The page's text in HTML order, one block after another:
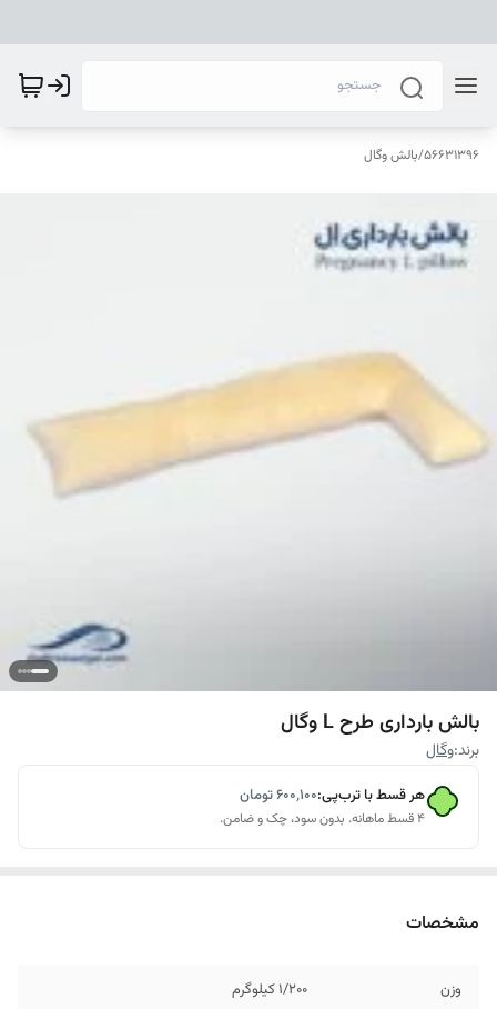
56631396
/بالش وگال
بالش بارداری طرح L وگال
برند:وگال
هر قسط با ترب‌پی:۶۰۰٬۱۰۰تومان
۴ قسط ماهانه. بدون سود، چک و ضامن.
مشخصات
وزن 1/200 کیلوگرم